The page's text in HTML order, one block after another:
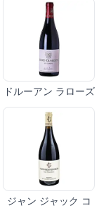
ドルーアン ラローズ
ジャン ジャック コ